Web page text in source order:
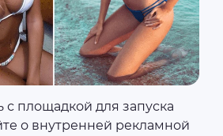
площадкой для запуска
о внутренней рекламной